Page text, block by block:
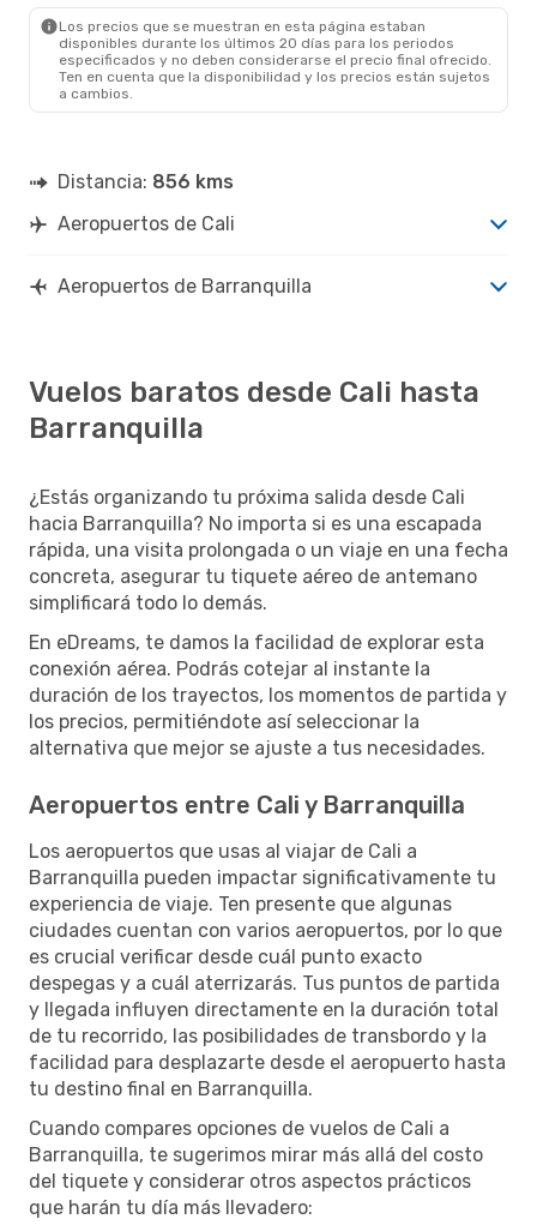
Los precios que se muestran en esta página estaban
disponibles durante los últimos 20 días para los periodos
especificados y no deben considerarse el precio final ofrecido.
Ten en cuenta que la disponibilidad y los precios están sujetos
a cambios.
Distancia: 856 kms
Aeropuertos de Cali
Aeropuertos de Barranquilla
Vuelos baratos desde Cali hasta
Barranquilla
¿Estás organizando tu próxima salida desde Cali
hacia Barranquilla? No importa si es una escapada
rápida, una visita prolongada o un viaje en una fecha
concreta, asegurar tu tiquete aéreo de antemano
simplificará todo lo demás.
En eDreams, te damos la facilidad de explorar esta
conexión aérea. Podrás cotejar al instante la
duración de los trayectos, los momentos de partida y
los precios, permitiéndote así seleccionar la
alternativa que mejor se ajuste a tus necesidades.
Aeropuertos entre Cali y Barranquilla
Los aeropuertos que usas al viajar de Cali a
Barranquilla pueden impactar significativamente tu
experiencia de viaje. Ten presente que algunas
ciudades cuentan con varios aeropuertos, por lo que
es crucial verificar desde cuál punto exacto
despegas y a cuál aterrizarás. Tus puntos de partida
y llegada influyen directamente en la duración total
de tu recorrido, las posibilidades de transbordo y la
facilidad para desplazarte desde el aeropuerto hasta
tu destino final en Barranquilla.
Cuando compares opciones de vuelos de Cali a
Barranquilla, te sugerimos mirar más allá del costo
del tiquete y considerar otros aspectos prácticos
que harán tu día más llevadero: